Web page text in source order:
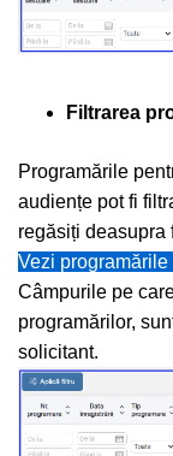
Filtrarea
Programările
audiențe pot fi
regăsiți deasupra
Vezi
Câmpurile pe
programărilor,
solicitant.